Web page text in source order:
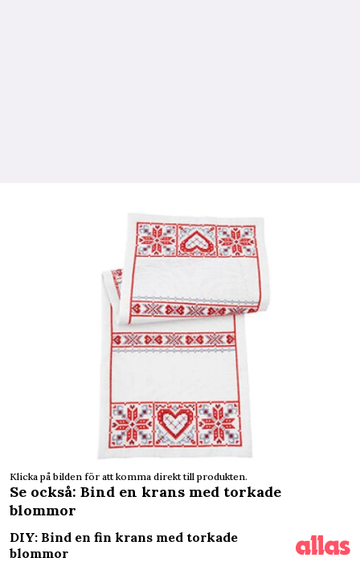
Klicka på bilden för att komma direkt till produkten.
Se också: Bind en krans med torkade
blommor
DIY: Bind en fin krans med torkade
blommor